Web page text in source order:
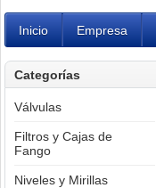
Inicio Empresa
Categorías
Válvulas
Filtros y Cajas de
Fango
Niveles y Mirillas